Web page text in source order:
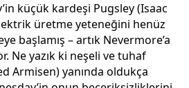
küçük kardeşi Pugsley (Isaac
üretme yeteneğini henüz
başlamış – artık Nevermore’a
Ne yazık ki neşeli ve tuhaf
Armisen) yanında oldukça